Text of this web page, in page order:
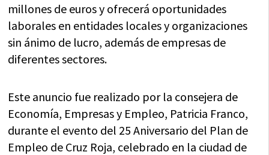
millones de euros y ofrecerá oportunidades
laborales en entidades locales y organizaciones
sin ánimo de lucro, además de empresas de
diferentes sectores.
Este anuncio fue realizado por la consejera de
Economía, Empresas y Empleo, Patricia Franco,
durante el evento del 25 Aniversario del Plan de
Empleo de Cruz Roja, celebrado en la ciudad de